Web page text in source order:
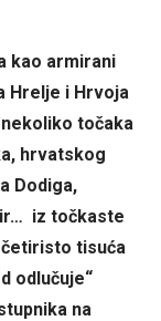
kao armirani
Hrelje i Hrvoja
točaka
hrvatskog
Dodiga,
iz točkaste
tisuća
odlučuje“
na